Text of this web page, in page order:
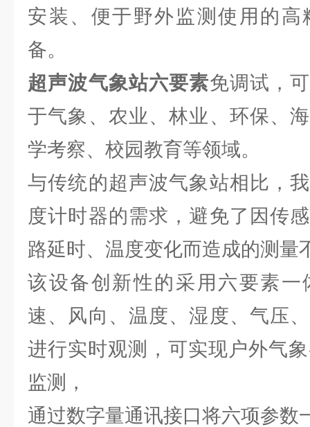
安装、便于野外监测使用的
备。
超声波气象站六要素免调试，
于气象、农业、林业、环保、
学考察、校园教育等领域。
与传统的超声波气象站相比，
度计时器的需求，避免了因传
路延时、温度变化而造成的测量
该设备创新性的采用六要素一
速、风向、温度、湿度、气压
进行实时观测，可实现户外气
监测，
通过数字量通讯接口将六项参数